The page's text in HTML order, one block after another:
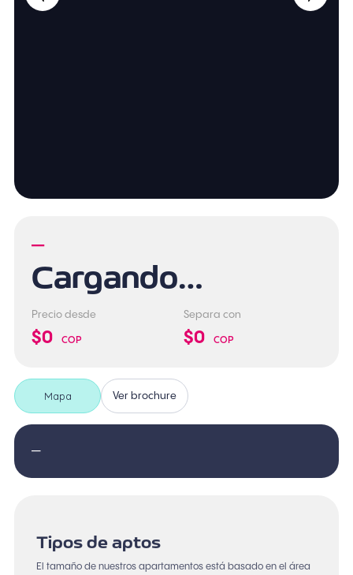
—
Cargando…
Precio desde
$0 COP
Separa con
$0 COP
Mapa Ver brochure
—
Tipos de aptos
El tamaño de nuestros apartamentos está basado en el área